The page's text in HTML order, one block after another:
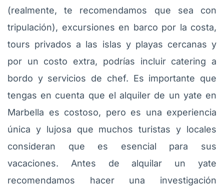
(realmente, te recomendamos que sea con
tripulación), excursiones en barco por la costa,
tours privados a las islas y playas cercanas y
por un costo extra, podrías incluir catering a
bordo y servicios de chef. Es importante que
tengas en cuenta que el alquiler de un yate en
Marbella es costoso, pero es una experiencia
única y lujosa que muchos turistas y locales
consideran que es esencial para sus
vacaciones. Antes de alquilar un yate
recomendamos hacer una investigación